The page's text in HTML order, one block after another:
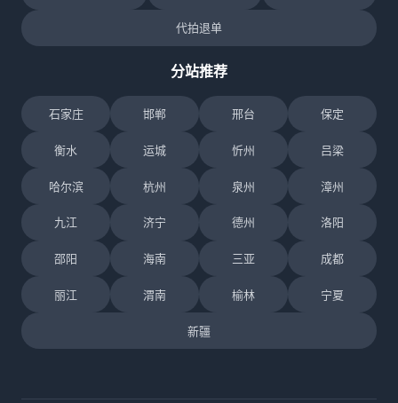
代拍退单
分站推荐
石家庄 邯郸 邢台 保定
衡水 运城 忻州 吕梁
哈尔滨 杭州 泉州 漳州
九江 济宁 德州 洛阳
邵阳 海南 三亚 成都
丽江 渭南 榆林 宁夏
新疆